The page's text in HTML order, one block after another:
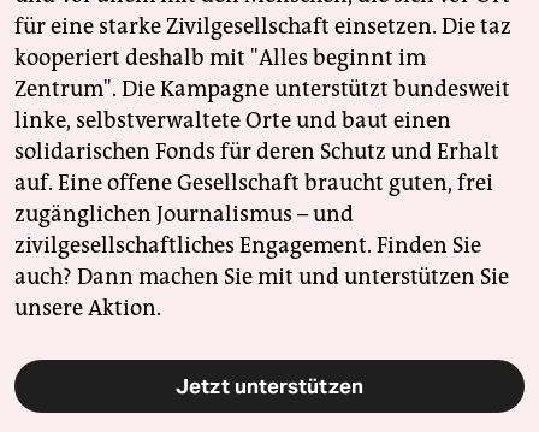
für eine starke Zivilgesellschaft einsetzen. Die taz
kooperiert deshalb mit "Alles beginnt im
Zentrum". Die Kampagne unterstützt bundesweit
linke, selbstverwaltete Orte und baut einen
solidarischen Fonds für deren Schutz und Erhalt
auf. Eine offene Gesellschaft braucht guten, frei
zugänglichen Journalismus – und
zivilgesellschaftliches Engagement. Finden Sie
auch? Dann machen Sie mit und unterstützen Sie
unsere Aktion.
Jetzt unterstützen